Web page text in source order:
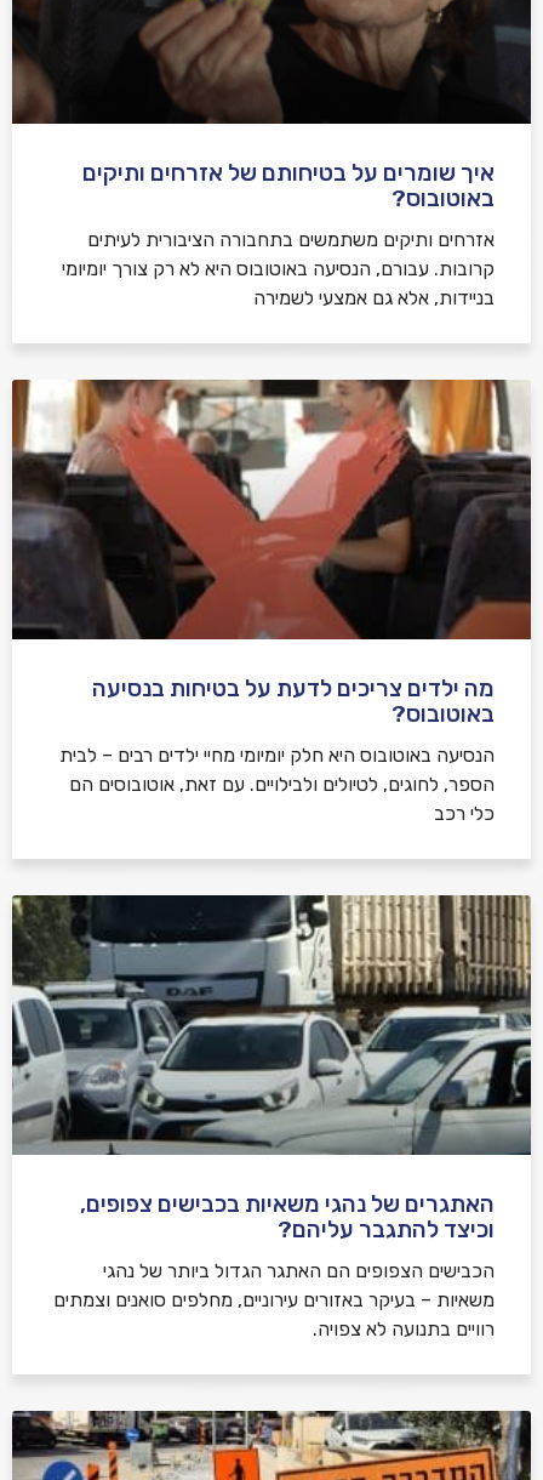
איך שומרים על בטיחותם של אזרחים ותיקים
באוטובוס?
אזרחים ותיקים משתמשים בתחבורה הציבורית לעיתים
קרובות. עבורם, הנסיעה באוטובוס היא לא רק צורך יומיומי
בניידות, אלא גם אמצעי לשמירה
מה ילדים צריכים לדעת על בטיחות בנסיעה
באוטובוס?
הנסיעה באוטובוס היא חלק יומיומי מחיי ילדים רבים – לבית
הספר, לחוגים, לטיולים ולבילויים. עם זאת, אוטובוסים הם
כלי רכב
האתגרים של נהגי משאיות בכבישים צפופים,
וכיצד להתגבר עליהם?
הכבישים הצפופים הם האתגר הגדול ביותר של נהגי
משאיות – בעיקר באזורים עירוניים, מחלפים סואנים וצמתים
רוויים בתנועה לא צפויה.